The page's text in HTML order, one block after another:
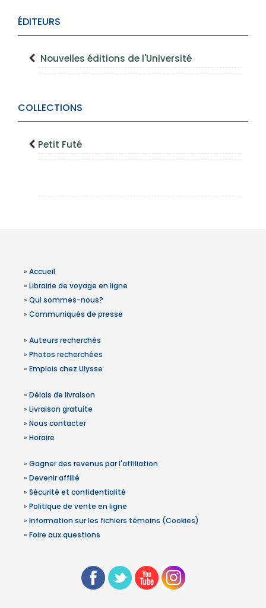
ÉDITEURS
Nouvelles éditions de l'Université
COLLECTIONS
Petit Futé
» Accueil
» Librairie de voyage en ligne
» Qui sommes-nous?
» Communiqués de presse
» Auteurs recherchés
» Photos recherchées
» Emplois chez Ulysse
» Délais de livraison
» Livraison gratuite
» Nous contacter
» Horaire
» Gagner des revenus par l'affiliation
» Devenir affilié
» Sécurité et confidentialité
» Politique de vente en ligne
» Information sur les fichiers témoins (Cookies)
» Foire aux questions